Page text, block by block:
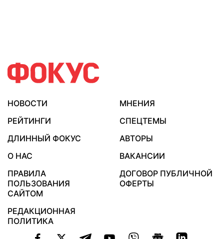
НОВОСТИ
МНЕНИЯ
РЕЙТИНГИ
СПЕЦТЕМЫ
ДЛИННЫЙ ФОКУС
АВТОРЫ
О НАС
ВАКАНСИИ
ПРАВИЛА
ПОЛЬЗОВАНИЯ
САЙТОМ
ДОГОВОР ПУБЛИЧНОЙ
ОФЕРТЫ
РЕДАКЦИОННАЯ
ПОЛИТИКА